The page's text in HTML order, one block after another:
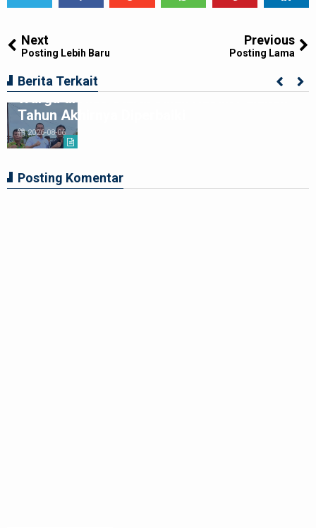
Next
Posting Lebih Baru
Previous
Posting Lama
Berita Terkait
Kolaborasi Apik Gubsu-DPRD Sumut-
Warga di Nias Utara: Jalan Rusak Puluhan
Tahun Akhirnya Diperbaiki
2026-08-06
Posting Komentar